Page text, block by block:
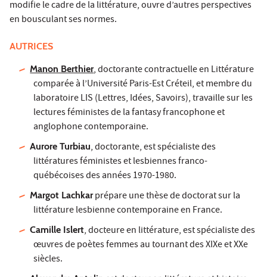
modifie le cadre de la littérature, ouvre d’autres perspectives
en bousculant ses normes.
AUTRICES
Manon Berthier, doctorante contractuelle en Littérature
comparée à l’Université Paris-Est Créteil, et membre du
laboratoire LIS (Lettres, Idées, Savoirs), travaille sur les
lectures féministes de la fantasy francophone et
anglophone contemporaine.
Aurore Turbiau, doctorante, est spécialiste des
littératures féministes et lesbiennes franco-
québécoises des années 1970-1980.
Margot Lachkarprépare une thèse de doctorat sur la
littérature lesbienne contemporaine en France.
Camille Islert, docteure en littérature, est spécialiste des
œuvres de poètes femmes au tournant des XIXe et XXe
siècles.